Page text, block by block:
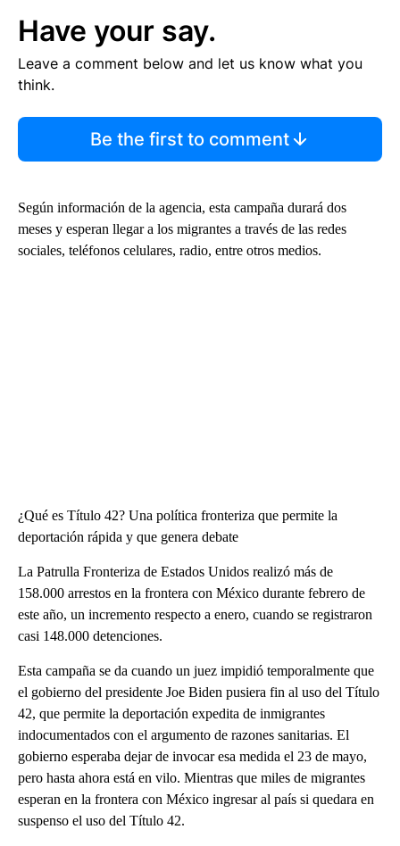
Have your say.
Leave a comment below and let us know what you
think.
Be the first to comment
Según información de la agencia, esta campaña durará dos
meses y esperan llegar a los migrantes a través de las redes
sociales, teléfonos celulares, radio, entre otros medios.
¿Qué es Título 42? Una política fronteriza que permite la
deportación rápida y que genera debate
La Patrulla Fronteriza de Estados Unidos realizó más de
158.000 arrestos en la frontera con México durante febrero de
este año, un incremento respecto a enero, cuando se registraron
casi 148.000 detenciones.
Esta campaña se da cuando un juez impidió temporalmente que
el gobierno del presidente Joe Biden pusiera fin al uso del Título
42, que permite la deportación expedita de inmigrantes
indocumentados con el argumento de razones sanitarias. El
gobierno esperaba dejar de invocar esa medida el 23 de mayo,
pero hasta ahora está en vilo. Mientras que miles de migrantes
esperan en la frontera con México ingresar al país si quedara en
suspenso el uso del Título 42.